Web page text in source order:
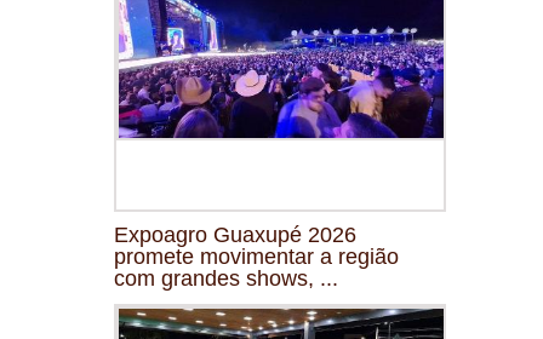
Expoagro Guaxupé 2026
promete movimentar a região
com grandes shows, ...